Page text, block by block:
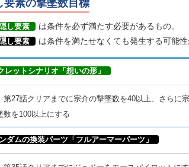
要素の撃墜数目標
し要素 は条件を必ず満たす必要があるもの。
し要素 は条件を満たせなくても発生する可能性
レットシナリオ「想いの形」
第27話クリアまでに宗介の撃墜数を40以上、さら
数を100以上にする
ダムの換装パーツ「フルアーマーパーツ」